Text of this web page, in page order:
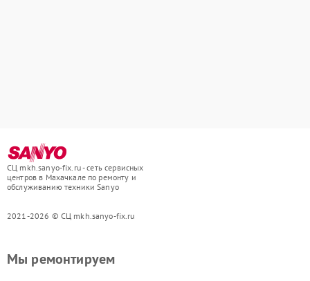
СЦ mkh.sanyo-fix.ru - сеть сервисных
центров в Махачкале по ремонту и
обслуживанию техники Sanyo
2021-2026 © СЦ mkh.sanyo-fix.ru
Мы ремонтируем